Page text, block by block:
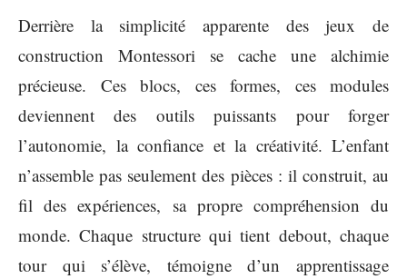
Derrière la simplicité apparente des jeux de
construction Montessori se cache une alchimie
précieuse. Ces blocs, ces formes, ces modules
deviennent des outils puissants pour forger
l’autonomie, la confiance et la créativité. L’enfant
n’assemble pas seulement des pièces : il construit, au
fil des expériences, sa propre compréhension du
monde. Chaque structure qui tient debout, chaque
tour qui s’élève, témoigne d’un apprentissage